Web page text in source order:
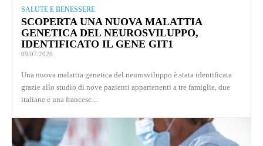
SALUTE E BENESSERE
SCOPERTA UNA NUOVA MALATTIA
GENETICA DEL NEUROSVILUPPO,
IDENTIFICATO IL GENE GIT1
09/07/2026
Una nuova malattia genetica del neurosviluppo è stata identificata
grazie allo studio di nove pazienti appartenenti a tre famiglie, due
italiane e una francese....